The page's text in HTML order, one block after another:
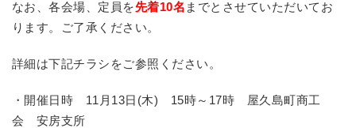
なお、各会場、定員を先着10名 までとさせていただいてお
ります。ご了承ください。
詳細は下記チラシをご参照ください。
・開催日時 11月13日(木) 15時～17時 屋久島町商工
会 安房支所